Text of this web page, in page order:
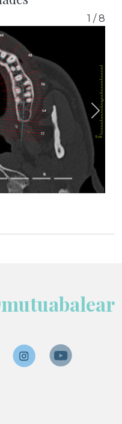
1 / 8
Next